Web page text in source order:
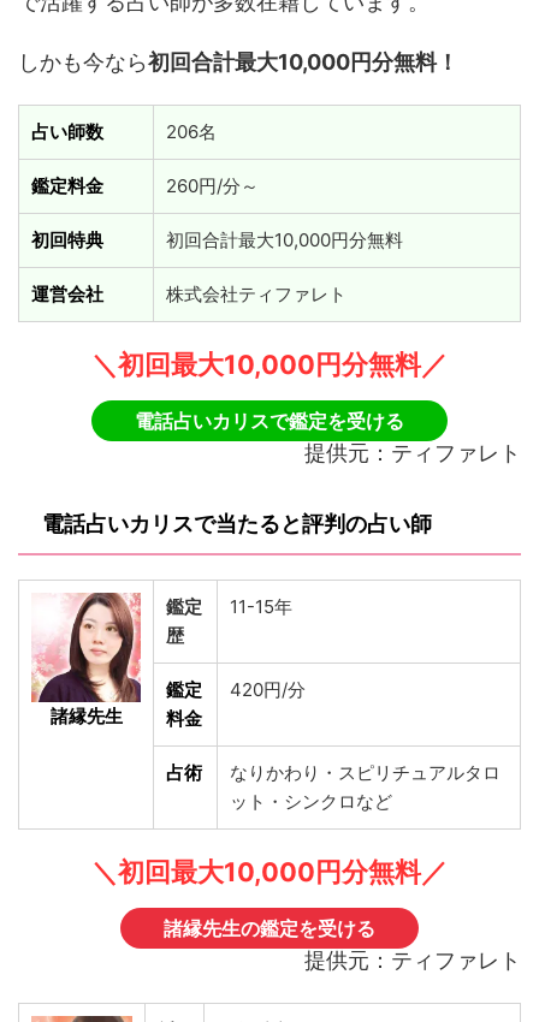
しかも今なら初回合計最大10,000円分無料！
占い師数 206名
鑑定料金 260円/分～
初回特典 初回合計最大10,000円分無料
運営会社 株式会社ティファレト
＼初回最大10,000円分無料／
電話占いカリスで鑑定を受ける
提供元：ティファレト
電話占いカリスで当たると評判の占い師
諸縁先生
鑑定
歴
11-15年
鑑定
料金
420円/分
占術
なりかわり・スピリチュアルタロ
ット・シンクロなど
＼初回最大10,000円分無料／
諸縁先生の鑑定を受ける
提供元：ティファレト